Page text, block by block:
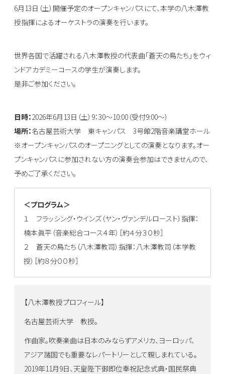
6月13日（土）開催予定のオープンキャンパスにて、本学の八木澤教
授指揮によるオーケストラの演奏を行います。
世界各国で活躍される八木澤教授の代表曲「蒼天の鳥たち」をウィ
ンドアカデミーコースの学生が演奏します。
是非ご参加ください。
日時：2026年6月13日（土）9：30～10:00（受付9:00～）
場所：名古屋芸術大学 東キャンパス 3号館2階音楽講堂ホール
※オープンキャンパスのオープニングとしての演奏となります。オー
プンキャンパスに参加されない方の演奏会参加はできませんので、
予めご了承ください。
＜プログラム＞
１ フラッシング・ウインズ（ヤン・ヴァンデルロースト）指揮：
楠本眞平（音楽総合コース４年）［約４分３０秒］
２ 蒼天の鳥たち（八木澤教司）指揮：八木澤教司（本学教
授）［約８分００秒］
【八木澤教授プロフィール】
名古屋芸術大学 教授。
作曲家。吹奏楽曲は日本のみならずアメリカ、ヨーロッパ、
アジア諸国でも重要なレパートリーとして親しまれている。
2019年11月9日、天皇陛下御即位奉祝記念式典・国民祭典